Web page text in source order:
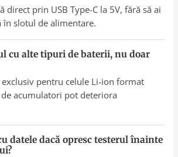
direct prin USB Type-C la 5V, fără să ai
în slotul de alimentare.
cu alte tipuri de baterii, nu doar
exclusiv pentru celule Li-ion format
acumulatori pot deteriora
datele dacă opresc testerul înainte